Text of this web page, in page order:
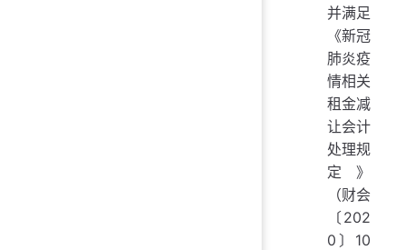
并满足
《新冠
肺炎疫
情相关
租金减
让会计
处理规
定》
（财会
〔202
0〕10